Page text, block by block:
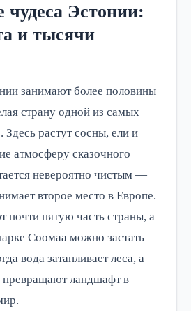
Эстонии:
и тысячи
занимают более половины
страну одной из самых
Здесь растут сосны, ели и
атмосферу сказочного
невероятно чистым —
второе место в Европе.
почти пятую часть страны, а
Соомаа можно застать
вода затапливает леса, а
ландшафт в